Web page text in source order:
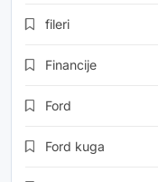
fileri
Financije
Ford
Ford kuga